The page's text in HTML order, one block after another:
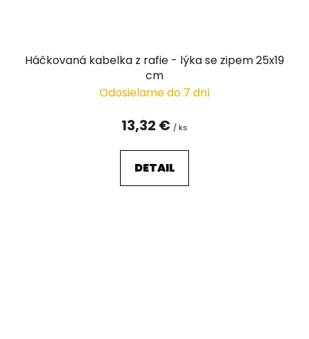
Háčkovaná kabelka z rafie - lýka se zipem 25x19
cm
Odosielame do 7 dní
13,32 € / ks
DETAIL